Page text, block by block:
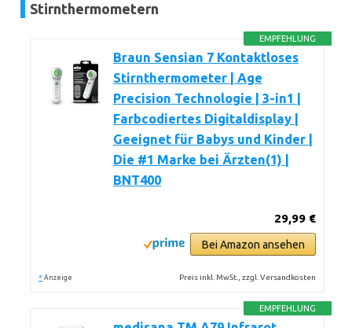
Stirnthermometern
EMPFEHLUNG
Braun Sensian 7 Kontaktloses
Stirnthermometer | Age
Precision Technologie | 3-in1 |
Farbcodiertes Digitaldisplay |
Geeignet für Babys und Kinder |
Die #1 Marke bei Ärzten(1) |
BNT400
29,99 €
Bei Amazon ansehen
* Anzeige Preis inkl. MwSt., zzgl. Versandkosten
EMPFEHLUNG